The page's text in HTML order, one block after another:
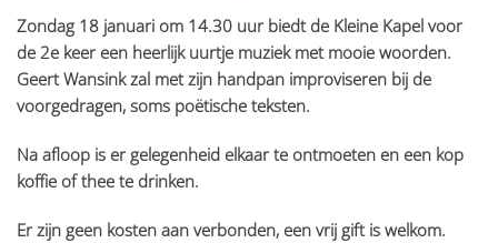
Zondag 18 januari om 14.30 uur biedt de Kleine Kapel voor
de 2e keer een heerlijk uurtje muziek met mooie woorden.
Geert Wansink zal met zijn handpan improviseren bij de
voorgedragen, soms poëtische teksten.
Na afloop is er gelegenheid elkaar te ontmoeten en een kop
koffie of thee te drinken.
Er zijn geen kosten aan verbonden, een vrij gift is welkom.